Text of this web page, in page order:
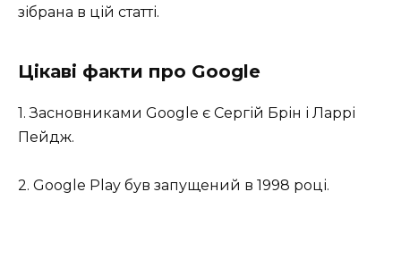
зібрана в цій статті.
Цікаві факти про Google
1. Засновниками Google є Сергій Брін і Ларрі
Пейдж.
2. Google Play був запущений в 1998 році.